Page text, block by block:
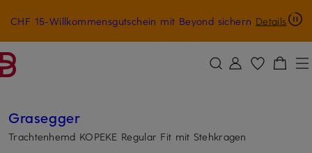
ZUM HAUPTINHALT ÜBERSPRINGEN ZUM SUCHFELD ÜBERSPRINGEN
CHF 15-Willkommensgutschein mit Beyond sichern Details
Grasegger
Trachtenhemd KOPEKE Regular Fit mit Stehkragen